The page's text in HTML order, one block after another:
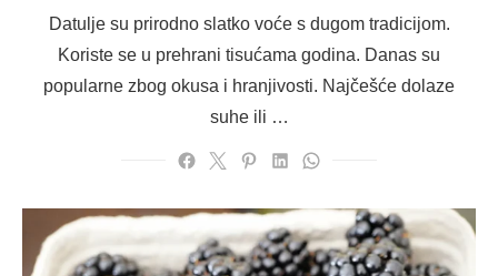
Datulje su prirodno slatko voće s dugom tradicijom.
Koriste se u prehrani tisućama godina. Danas su
popularne zbog okusa i hranjivosti. Najčešće dolaze
suhe ili …